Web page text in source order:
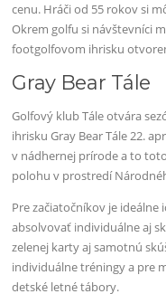
cenu. Hráči od 55 rokov si
Okrem golfu si návštevníci
footgolfovom ihrisku
Gray Bear Tále
Golfový klub Tále otvára
ihrisku Gray Bear Tále 22.
v nádhernej prírode a to
polohu v prostredí
Pre začiatočníkov je
absolvovať individuálne aj
zelenej karty aj samotnú
individuálne tréningy a pre
detské letné tábory.